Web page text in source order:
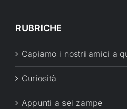
RUBRICHE
Capiamo i nostri amici a
Curiosità
Appunti a sei zampe